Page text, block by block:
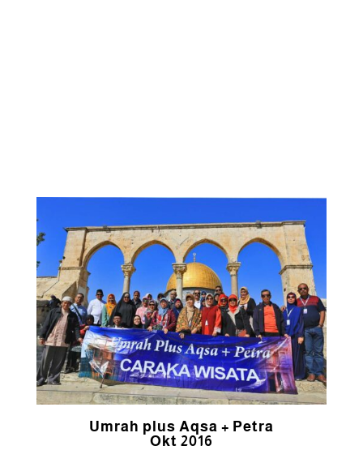
Umrah plus Aqsa + Petra
Okt 2016